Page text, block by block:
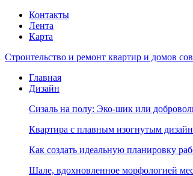
Контакты
Лента
Карта
Строительство и ремонт квартир и домов
Главная
Дизайн
Сизаль на полу: Эко-шик или
Квартира с плавным изогнутым
Как создать идеальную планировку
Шале, вдохновленное морфологией